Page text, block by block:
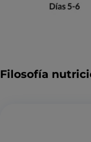
Filosofía